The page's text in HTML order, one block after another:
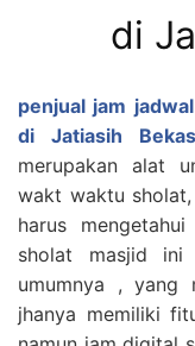
di
penjual jam
di Jatiasih
merupakan alat
wakt waktu
harus
sholat masjid ini
umumnya , yang
jhanya memiliki